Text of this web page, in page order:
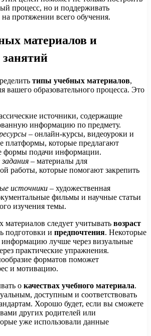
процесс, но и поддерживать
протяжении всего обучения.
материалов и
занятий
типы учебных материалов,
вашего образовательного процесса. Это
источники, содержащие
информацию по предмету.
– онлайн-курсы, видеоуроки и
платформы, которые предлагают
формы подачи информации.
– материалы для
работы, которые помогают закрепить
источники – художественная
фильмы и научные статьи
изучения темы.
следует учитывать возраст
подготовки и предпочтения. Некоторые
лучше через визуальные
практические упражнения.
форматов поможет
и мотивацию.
о качествах учебного материала.
доступным и соответствовать
Хорошо будет, если вы сможете
других родителей или
уже использовали данные